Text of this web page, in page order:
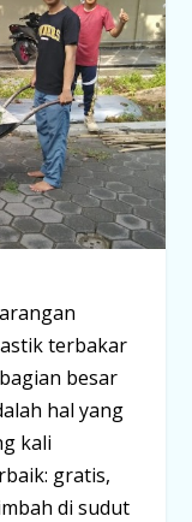
terbakar
besar
hal yang
kali
gratis,
di sudut